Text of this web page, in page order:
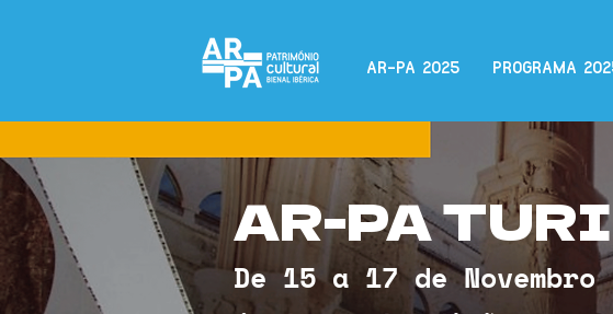
AR-PA 2025 PROGRAMA
AR-PA
De 15 a 17 de Novembro